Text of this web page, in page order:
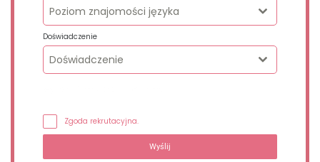
Poziom znajomości języka
Doświadczenie
Doświadczenie
Zgoda rekrutacyjna.
Wyślij